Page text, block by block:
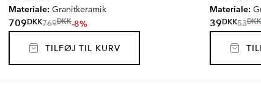
Materiale: Granitkeramik
709DKK769DKK-8%
TILFØJ TIL KURV
Materiale:
39DKK53DKK